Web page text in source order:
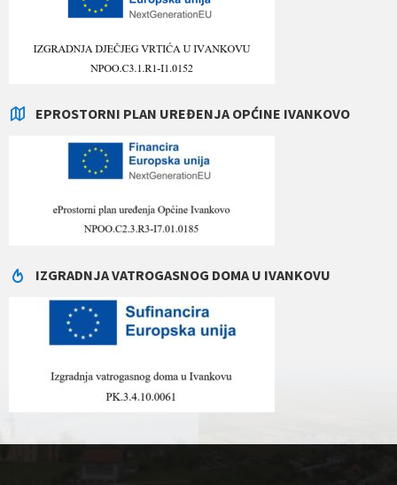
EPROSTORNI PLAN UREĐENJA OPĆINE IVANKOVO
IZGRADNJA VATROGASNOG DOMA U IVANKOVU